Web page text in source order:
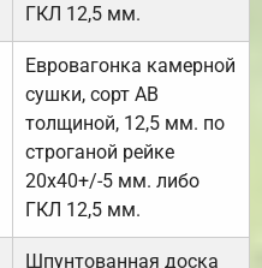
ГКЛ 12,5 мм.
Евровагонка камерной
сушки, сорт АВ
толщиной, 12,5 мм. по
строганой рейке
20х40+/-5 мм. либо
ГКЛ 12,5 мм.
Шпунтованная доска